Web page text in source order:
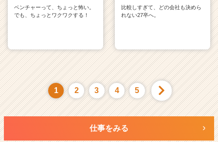
ベンチャーって、ちょっと怖い。
でも、ちょっとワクワクする！
比較しすぎて、どの会社も決めら
れない27卒へ。
1 2 3 4 5
仕事をみる